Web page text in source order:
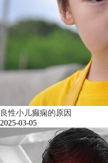
良性小儿癫痫的原因
2025-03-05